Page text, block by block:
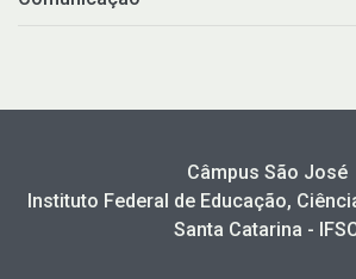
Câmpus São José
Instituto Federal de Educação,
Santa Catarina -